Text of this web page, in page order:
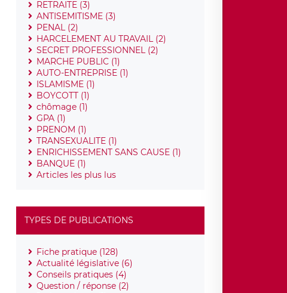
RETRAITE (3)
ANTISEMITISME (3)
PENAL (2)
HARCELEMENT AU TRAVAIL (2)
SECRET PROFESSIONNEL (2)
MARCHE PUBLIC (1)
AUTO-ENTREPRISE (1)
ISLAMISME (1)
BOYCOTT (1)
chômage (1)
GPA (1)
PRENOM (1)
TRANSEXUALITE (1)
ENRICHISSEMENT SANS CAUSE (1)
BANQUE (1)
Articles les plus lus
TYPES DE PUBLICATIONS
Fiche pratique (128)
Actualité législative (6)
Conseils pratiques (4)
Question / réponse (2)